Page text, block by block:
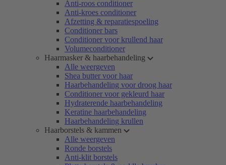
Anti-roos conditioner
Anti-kroes conditioner
Afzetting & reparatiespoeling
Conditioner bars
Conditioner voor krullend haar
Volumeconditioner
Haarmasker & haarbehandeling
Alle weergeven
Shea butter voor haar
Haarbehandeling voor droog haar
Conditioner voor gekleurd haar
Hydraterende haarbehandeling
Keratine haarbehandeling
Haarbehandeling krullen
Haarborstels & kammen
Alle weergeven
Ronde borstels
Anti-klit borstels